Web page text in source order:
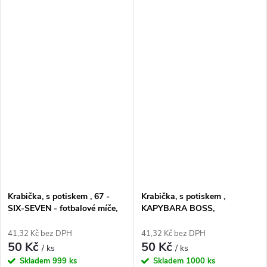
Krabička, s potiskem , 67 -
SIX-SEVEN - fotbalové míče,
41,32 Kč bez DPH
50 Kč/ ks
Skladem 999 ks
Krabička, s potiskem ,
KAPYBARA BOSS,
41,32 Kč bez DPH
50 Kč/ ks
Skladem 1000 ks